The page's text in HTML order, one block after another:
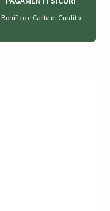
Bonifico e Carte di Credito